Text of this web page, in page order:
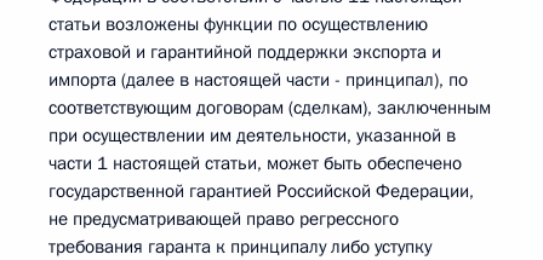
статьи возложены функции по осуществлению
страховой и гарантийной поддержки экспорта и
импорта (далее в настоящей части - принципал), по
соответствующим договорам (сделкам), заключенным
при осуществлении им деятельности, указанной в
части 1 настоящей статьи, может быть обеспечено
государственной гарантией Российской Федерации,
не предусматривающей право регрессного
требования гаранта к принципалу либо уступку